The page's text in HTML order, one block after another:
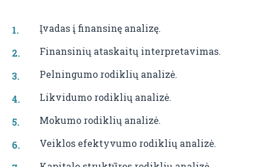
Įvadas į finansinę analizę.
Finansinių ataskaitų interpretavimas.
Pelningumo rodiklių analizė.
Likvidumo rodiklių analizė.
Mokumo rodiklių analizė.
Veiklos efektyvumo rodiklių analizė.